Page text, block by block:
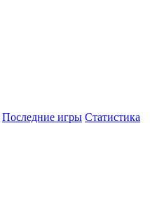
Последние игры Статистика